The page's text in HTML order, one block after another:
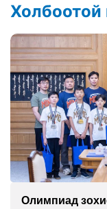
Холбоотой
Олимпиад